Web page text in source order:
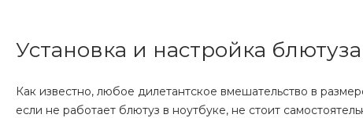
Установка и настройка
Как известно, любое дилетантское вмешательство в
если не работает блютуз в ноутбуке, не стоит